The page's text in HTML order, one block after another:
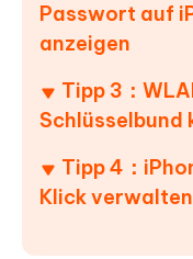
Passwort auf
anzeigen
Tipp 3：
Schlüsselbund
Tipp 4：
Klick verwalten